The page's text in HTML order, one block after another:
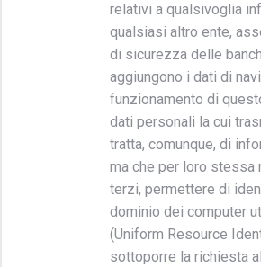
relativi a qualsivoglia
qualsiasi altro ente,
di sicurezza delle
aggiungono i dati di
funzionamento di
dati personali la cui
tratta, comunque, di
ma che per loro stessa
terzi, permettere di
dominio dei computer
(Uniform Resource
sottoporre la richiesta